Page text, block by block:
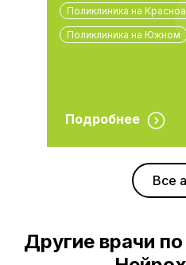
Поликлиника на
Поликлиника на Южном
Подробнее
Все
Другие врачи